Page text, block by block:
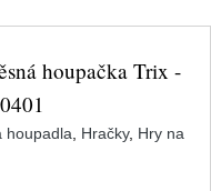
houpačka Trix -
houpadla Hračky, Hry na